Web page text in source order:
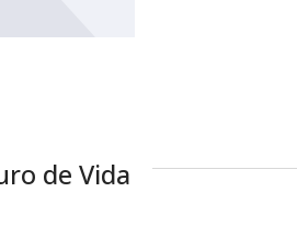
de Vida